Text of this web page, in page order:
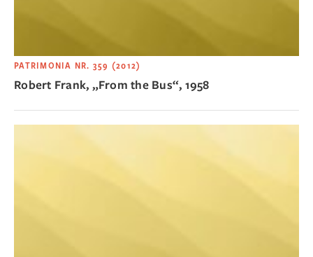
PATRIMONIA NR. 359 (2012)
Robert Frank, „From the Bus“, 1958